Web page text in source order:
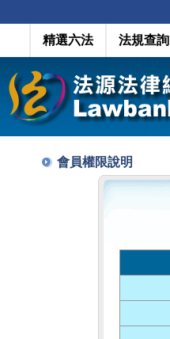
精選六法 法規查詢
會員權限說明